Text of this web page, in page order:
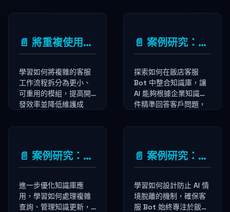
情境脫離的設計技巧。
務濫用的情境判斷設計
📄️ 將重複使用的流程模組化
學習如何將複雜的客服
工作流程拆分為更小、
可重用的模組，提高開
發效率並降低維護成
作流程設計。
📄️ 案例研究：讓 AI 學習飯店知識
探索如何在飯店客服
Bot 中整合知識庫，讓
AI 能夠根據企業知識文
件精準回答客戶問題，
業度。
📄️ 案例研究：連 AI 都不會的時候如何處理
進一步優化知識庫應
用，學習如何處理複雜
查詢、管理知識更新，
📄️ 案例研究：複雜的飯店情境需要脫離
學習如何設計防止 AI 情
境脫離的機制，確保客
服 Bot 始終專注於飯店